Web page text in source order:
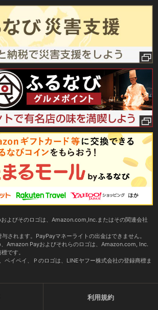
よびそのロゴは、Amazon.com,Inc.またはその関連会社
されます。PayPayマネーライトの出金はできません。
Amazon Payおよびそれらのロゴは、Amazon.com, Inc.
です。
ペイペイ、Ｐのロゴは、LINEヤフー株式会社の登録商標ま
利用規約